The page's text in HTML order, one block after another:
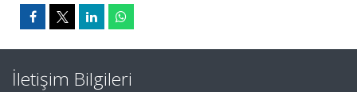
İletişim Bilgileri